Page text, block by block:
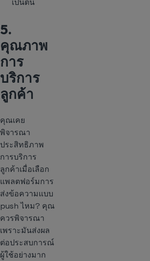
เป็นต้น
5.
คุณภาพ
การ
บริการ
ลูกค้า
คุณเคย
พิจารณา
ประสิทธิภาพ
การบริการ
ลูกค้าเมื่อเลือก
แพลตฟอร์มการ
ส่งข้อความแบบ
push ไหม? คุณ
ควรพิจารณา
เพราะมันส่งผล
ต่อประสบการณ์
ผู้ใช้อย่างมาก